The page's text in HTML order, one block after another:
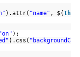
).attr( "name" , $(this
"on" );
).css(